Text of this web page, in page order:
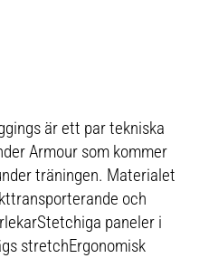
är ett par tekniska
Armour som kommer
träningen. Materialet
och
paneler i
stretchErgonomisk